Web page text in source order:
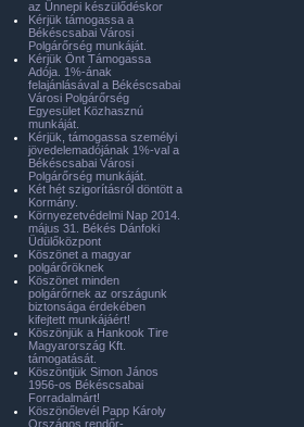
az Ünnepi készülődéskor
Kérjük támogassa a
Békéscsabai Városi
Polgárőrség munkáját.
Kérjük Önt Támogassa
Adója. 1%-ának
felajánlásával a Békéscsabai
Városi Polgárőrség
Egyesület Közhasznú
munkáját.
Kérjük, támogassa személyi
jövedelemadójának 1%-val a
Békéscsabai Városi
Polgárőrség munkáját.
Két hét szigorításról döntött a
Kormány.
Környezetvédelmi Nap 2014.
május 31. Békés Dánfoki
Üdülőközpont
Köszönet a magyar
polgárőröknek
Köszönet minden
polgárőrnek az országunk
biztonsága érdekében
kifejtett munkájáért!
Köszönjük a Hankook Tire
Magyarország Kft.
támogatását.
Köszöntjük Simon János
1956-os Békéscsabai
Forradalmárt!
Köszönőlevél Papp Károly
Országos rendőr-